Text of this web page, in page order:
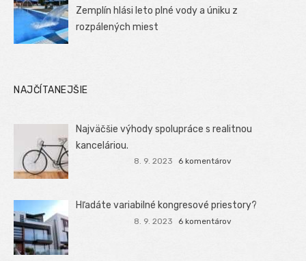
Zemplín hlási leto plné vody a úniku z
rozpálených miest
NAJČÍTANEJŠIE
Najväčšie výhody spolupráce s realitnou
kanceláriou.
8. 9. 2023 6 komentárov
Hľadáte variabilné kongresové priestory?
8. 9. 2023 6 komentárov